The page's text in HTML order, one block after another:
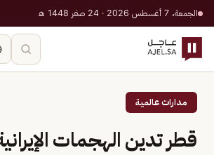
الجمعة، 7 أغسطس 2026 · 24 صفر 1448 هـ
مدارات عالمية
قطر تدين الهجمات